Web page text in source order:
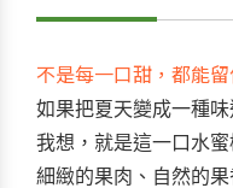
不是每一口甜，都能留
如果把夏天變成一種味
我想，就是這一口水蜜
細緻的果肉、自然的果